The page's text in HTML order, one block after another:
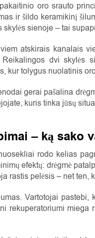
oro srauto
ir šildo keramikinį
sienoje – tai
atskirais kanalais
dvi skylės
kur tolygus nuolatinis
gerai pašalina
kuris tinka jūsų
– ką sako
rodo kelias
efektų: drėgmė
rastis pelėsis – net ten,
Vartotojai
rekuperatoriumi